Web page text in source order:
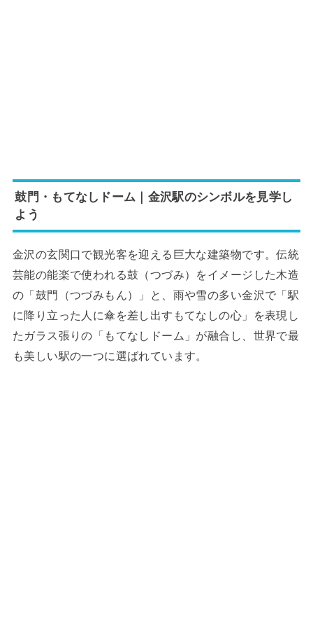
鼓門・もてなしドーム｜金沢駅のシンボルを見学し
よう
金沢の玄関口で観光客を迎える巨大な建築物です。伝統
芸能の能楽で使われる鼓（つづみ）をイメージした木造
の「鼓門（つづみもん）」と、雨や雪の多い金沢で「駅
に降り立った人に傘を差し出すもてなしの心」を表現し
たガラス張りの「もてなしドーム」が融合し、世界で最
も美しい駅の一つに選ばれています。